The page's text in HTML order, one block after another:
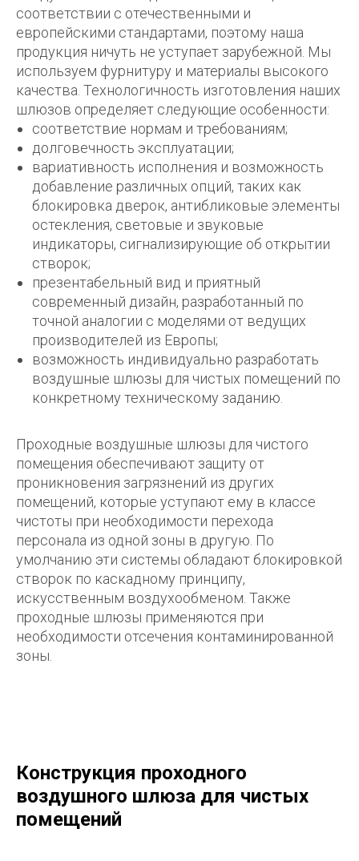
соответствии с отечественными и
европейскими стандартами, поэтому наша
продукция ничуть не уступает зарубежной. Мы
используем фурнитуру и материалы высокого
качества. Технологичность изготовления наших
шлюзов определяет следующие особенности:
соответствие нормам и требованиям;
долговечность эксплуатации;
вариативность исполнения и возможность
добавление различных опций, таких как
блокировка дверок, антибликовые элементы
остекления, световые и звуковые
индикаторы, сигнализирующие об открытии
створок;
презентабельный вид и приятный
современный дизайн, разработанный по
точной аналогии с моделями от ведущих
производителей из Европы;
возможность индивидуально разработать
воздушные шлюзы для чистых помещений по
конкретному техническому заданию.
Проходные воздушные шлюзы для чистого
помещения обеспечивают защиту от
проникновения загрязнений из других
помещений, которые уступают ему в классе
чистоты при необходимости перехода
персонала из одной зоны в другую. По
умолчанию эти системы обладают блокировкой
створок по каскадному принципу,
искусственным воздухообменом. Также
проходные шлюзы применяются при
необходимости отсечения контаминированной
зоны.
Конструкция проходного
воздушного шлюза для чистых
помещений